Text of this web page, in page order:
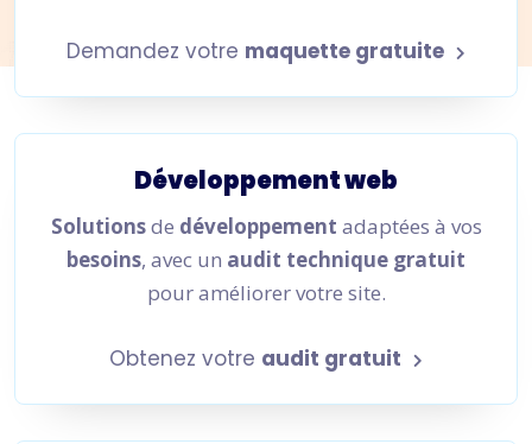
Demandez votre maquette gratuite
Développement web
Solutionsde développement adaptées à vos
besoins, avec un audit technique gratuit
pour améliorer votre site.
Obtenez votre audit gratuit